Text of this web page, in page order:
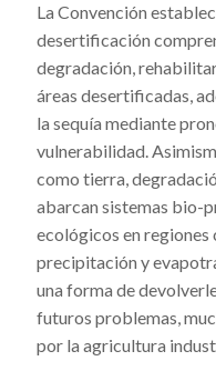
La Convención
desertificación
degradación,
áreas desertificadas,
la sequía mediante
vulnerabilidad.
como tierra,
abarcan sistemas bio-
ecológicos en
precipitación y
una forma de
futuros problemas,
por la agricultura